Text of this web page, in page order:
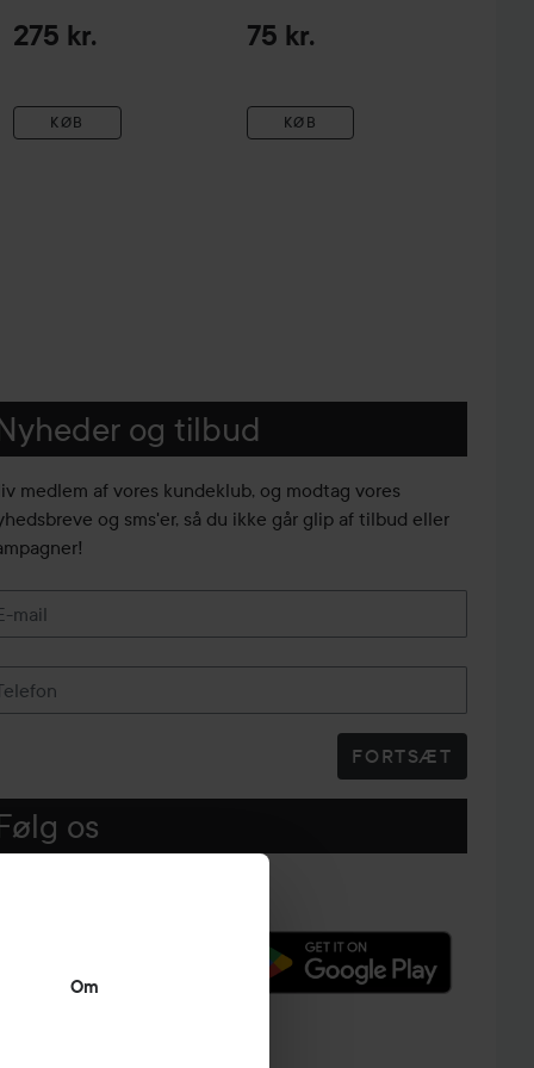
Om
275 kr.
KØB
75 kr.
KØB
og tilbud
medlem af vores kundeklub, og modtag vores
og sms'er, så du ikke går glip af tilbud eller
mail
FORTSÆT
os